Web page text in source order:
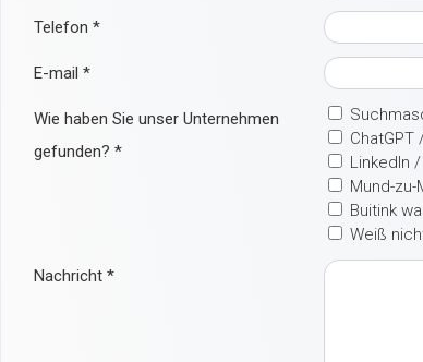
Telefon *
E-mail *
Wie haben Sie unser Unternehmen
gefunden? *
ChatGPT
LinkedIn
Mund-zu-
Buitink
Weiß
Nachricht *